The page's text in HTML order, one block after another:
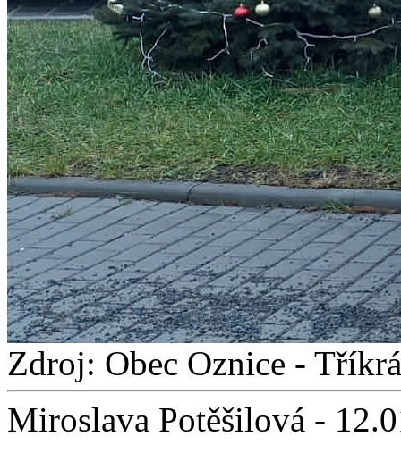
Zdroj: Obec Oznice -
Miroslava Potěšilová -